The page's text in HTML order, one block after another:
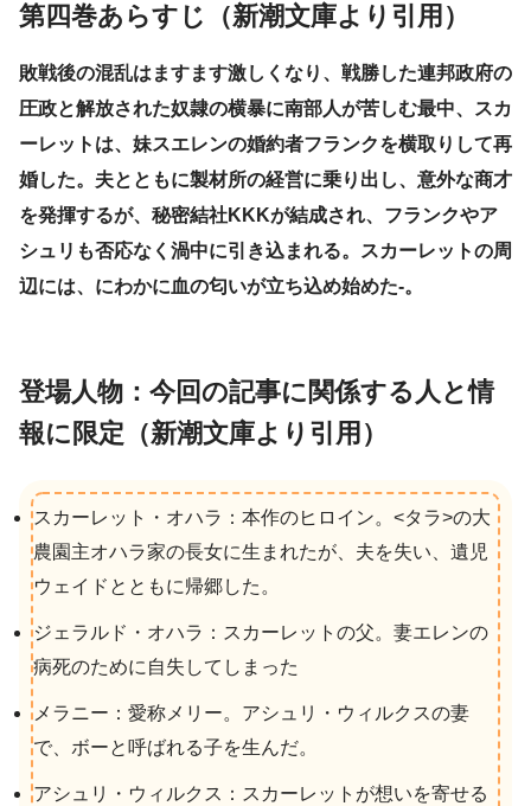
第四巻あらすじ（新潮文庫より引用）
敗戦後の混乱はますます激しくなり、戦勝した連邦政府の
圧政と解放された奴隷の横暴に南部人が苦しむ最中、スカ
ーレットは、妹スエレンの婚約者フランクを横取りして再
婚した。夫とともに製材所の経営に乗り出し、意外な商才
を発揮するが、秘密結社KKKが結成され、フランクやア
シュリも否応なく渦中に引き込まれる。スカーレットの周
辺には、にわかに血の匂いが立ち込め始めた-。
登場人物：今回の記事に関係する人と情
報に限定（新潮文庫より引用）
スカーレット・オハラ：本作のヒロイン。<タラ>の大
農園主オハラ家の長女に生まれたが、夫を失い、遺児
ウェイドとともに帰郷した。
ジェラルド・オハラ：スカーレットの父。妻エレンの
病死のために自失してしまった
メラニー：愛称メリー。アシュリ・ウィルクスの妻
で、ボーと呼ばれる子を生んだ。
アシュリ・ウィルクス：スカーレットが想いを寄せる